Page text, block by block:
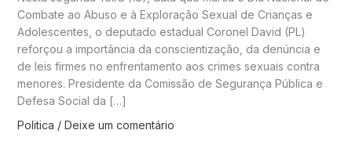
Combate ao Abuso e à Exploração Sexual de Crianças e
Adolescentes, o deputado estadual Coronel David (PL)
reforçou a importância da conscientização, da denúncia e
de leis firmes no enfrentamento aos crimes sexuais contra
menores. Presidente da Comissão de Segurança Pública e
Defesa Social da […]
Politica / Deixe um comentário